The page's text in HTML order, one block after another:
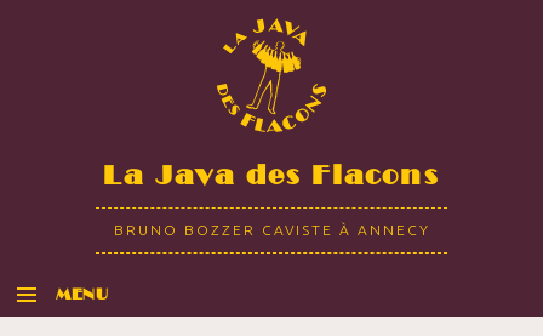
La Java des Flacons
BRUNO BOZZER CAVISTE À ANNECY
MENU